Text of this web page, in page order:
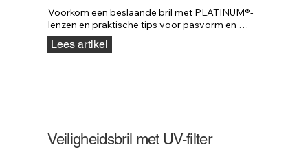
Voorkom een beslaande bril met PLATINUM®-
lenzen en praktische tips voor pasvorm en
onderhoud bij gebruik met stofmaskers.
Lees artikel
Veiligheidsbril met UV-filter